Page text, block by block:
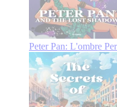
Peter Pan: L'ombre